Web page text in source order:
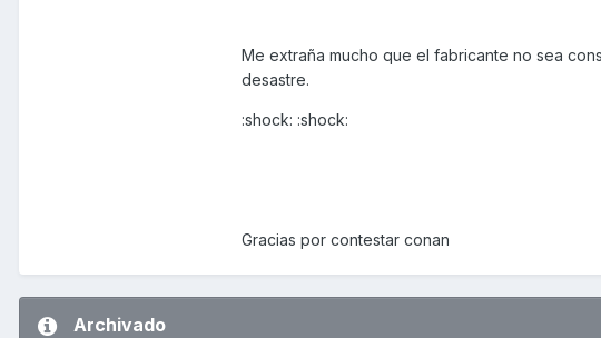
Me extraña mucho que el fabricante no sea
desastre.
:shock: :shock:
Gracias por contestar conan
Archivado